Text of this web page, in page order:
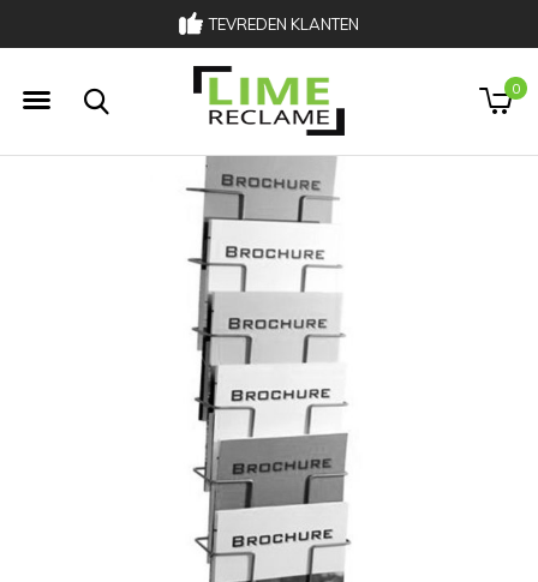
TEVREDEN KLANTEN
0